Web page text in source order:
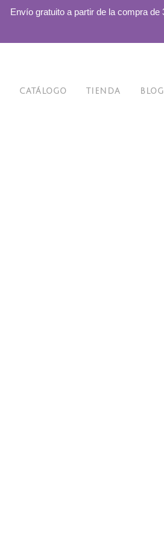
Envío gratuito a partir de la compra
CATÁLOGO TIENDA BLOG